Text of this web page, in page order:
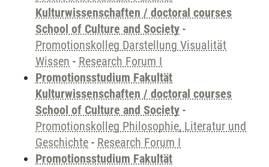
Kulturwissenschaften / doctoral courses
School of Culture and Society -
Promotionskolleg Darstellung Visualität
Wissen - Research Forum I
Promotionsstudium Fakultät
Kulturwissenschaften / doctoral courses
School of Culture and Society -
Promotionskolleg Philosophie, Literatur und
Geschichte - Research Forum I
Promotionsstudium Fakultät